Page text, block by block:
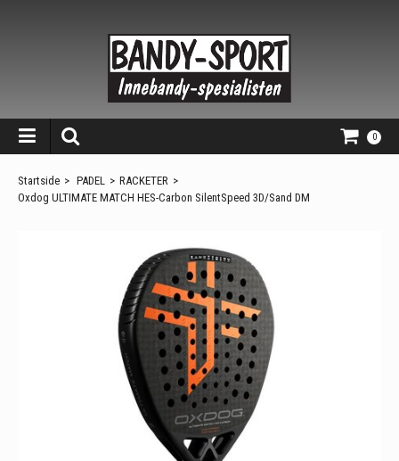
0
Startside > PADEL > RACKETER >
Oxdog ULTIMATE MATCH HES-Carbon SilentSpeed 3D/Sand DM